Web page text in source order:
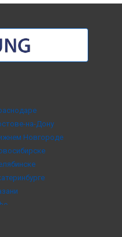
на-Дону
Новгороде